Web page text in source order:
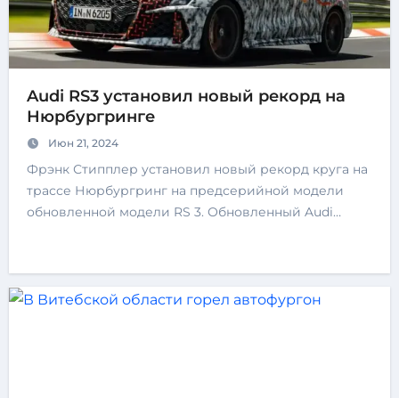
Audi RS3 установил новый рекорд на
Нюрбургринге
Июн 21, 2024
Фрэнк Стипплер установил новый рекорд круга на
трассе Нюрбургринг на предсерийной модели
обновленной модели RS 3. Обновленный Audi…